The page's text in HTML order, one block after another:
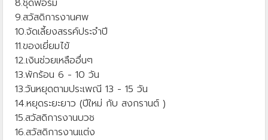
8.ชุดฟอร์ม
9.สวัสดิการงานศพ
10.จัดเลี้ยงสรรค์ประจำปี
11.ของเยี่ยมไข้
12.เงินช่วยเหลืออื่นๆ
13.พักร้อน 6 - 10 วัน
13.วันหยุดตามประเพณี 13 - 15 วัน
14.หยุดระยะยาว (ปีใหม่ กับ สงกรานต์ )
15.สวัสดิการงานบวช
16.สวัสดิการงานแต่ง